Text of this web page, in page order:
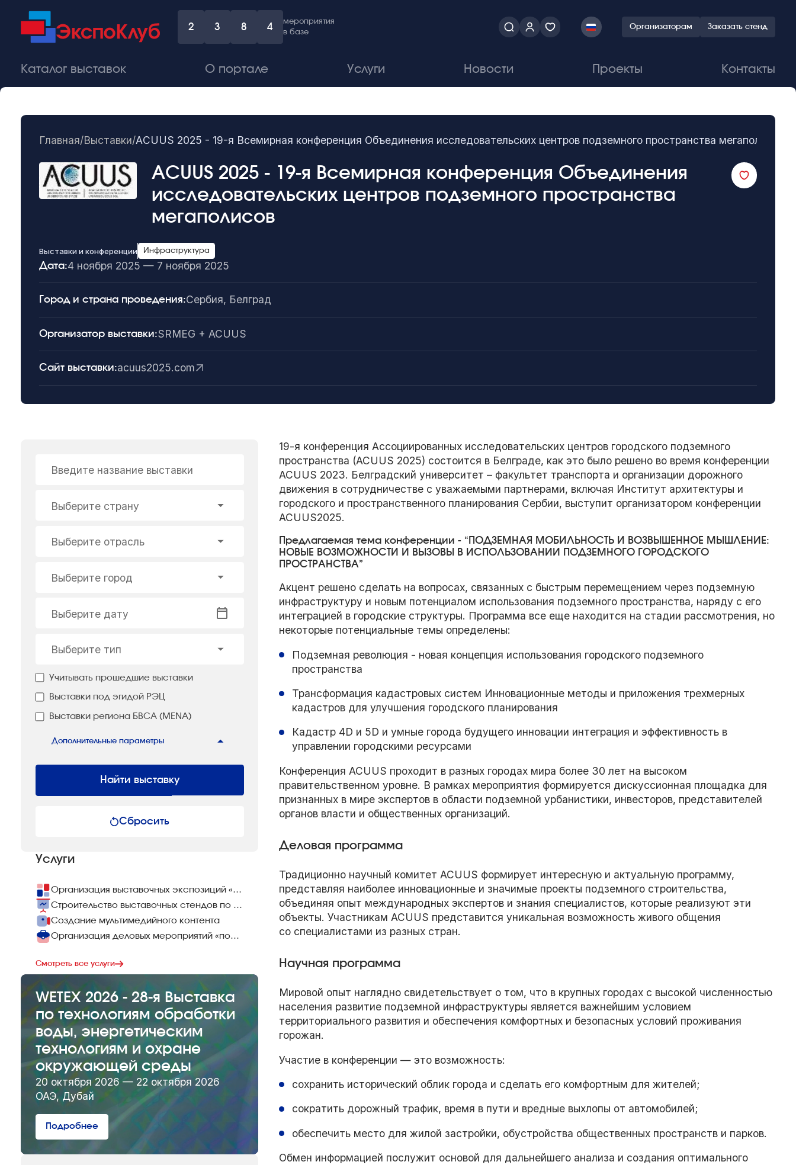
2 3 8 4
мероприятия
в базе
Организаторам Заказать стенд
Каталог выставок О портале Услуги Новости Проекты Контакты
Главная/Выставки/АCUUS 2025 - 19-я Всемирная конференция Объединения исследовательских центров подземного пространства мегаполисов
АCUUS 2025 - 19-я Всемирная конференция Объединения
исследовательских центров подземного пространства
мегаполисов
Выставки и конференции Инфраструктура
Дата:4 ноября 2025 — 7 ноября 2025
Город и страна проведения:Сербия, Белград
Организатор выставки:SRMEG + ACUUS
Сайт выставки:acuus2025.com
Введите название выставки
Выберите страну
Выберите отрасль
Выберите город
Выберите дату
Выберите тип
Учитывать прошедшие выставки
Выставки под эгидой РЭЦ
Выставки региона БВСА (MENA)
Дополнительные параметры
Найти выставку
Сбросить
Услуги
Организация выставочных экспозиций «под ключ»
Строительство выставочных стендов по всему миру
Создание мультимедийного контента
Организация деловых мероприятий «под ключ»
Смотреть все услуги
WETEX 2026 - 28-я Выставка
по технологиям обработки
воды, энергетическим
технологиям и охране
окружающей среды
20 октября 2026 — 22 октября 2026
ОАЭ, Дубай
Подробнее
19-я конференция Ассоциированных исследовательских центров городского подземного
пространства (ACUUS 2025) состоится в Белграде, как это было решено во время конференции
ACUUS 2023. Белградский университет – факультет транспорта и организации дорожного
движения в сотрудничестве с уважаемыми партнерами, включая Институт архитектуры и
городского и пространственного планирования Сербии, выступит организатором конференции
ACUUS2025.
Предлагаемая тема конференции - “ПОДЗЕМНАЯ МОБИЛЬНОСТЬ И ВОЗВЫШЕННОЕ МЫШЛЕНИЕ:
НОВЫЕ ВОЗМОЖНОСТИ И ВЫЗОВЫ В ИСПОЛЬЗОВАНИИ ПОДЗЕМНОГО ГОРОДСКОГО
ПРОСТРАНСТВА”
Акцент решено сделать на вопросах, связанных с быстрым перемещением через подземную
инфраструктуру и новым потенциалом использования подземного пространства, наряду с его
интеграцией в городские структуры. Программа все еще находится на стадии рассмотрения, но
некоторые потенциальные темы определены:
Подземная революция - новая концепция использования городского подземного
пространства
Трансформация кадастровых систем Инновационные методы и приложения трехмерных
кадастров для улучшения городского планирования
Кадастр 4D и 5D и умные города будущего инновации интеграция и эффективность в
управлении городскими ресурсами
Конференция ACUUS проходит в разных городах мира более 30 лет на высоком
правительственном уровне. В рамках мероприятия формируется дискуссионная площадка для
признанных в мире экспертов в области подземной урбанистики, инвесторов, представителей
органов власти и общественных организаций.
Деловая программа
Традиционно научный комитет ACUUS формирует интересную и актуальную программу,
представляя наиболее инновационные и значимые проекты подземного строительства,
объединяя опыт международных экспертов и знания специалистов, которые реализуют эти
объекты. Участникам ACUUS представится уникальная возможность живого общения
со специалистами из разных стран.
Научная программа
Мировой опыт наглядно свидетельствует о том, что в крупных городах с высокой численностью
населения развитие подземной инфраструктуры является важнейшим условием
территориального развития и обеспечения комфортных и безопасных условий проживания
горожан.
Участие в конференции — это возможность:
сохранить исторический облик города и сделать его комфортным для жителей;
сократить дорожный трафик, время в пути и вредные выхлопы от автомобилей;
обеспечить место для жилой застройки, обустройства общественных пространств и парков.
Обмен информацией послужит основой для дальнейшего анализа и создания оптимального